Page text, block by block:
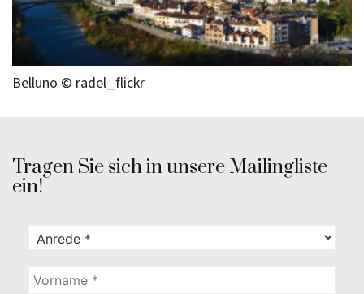
Belluno © radel_flickr
Tragen Sie sich in unsere Mailingliste
ein!